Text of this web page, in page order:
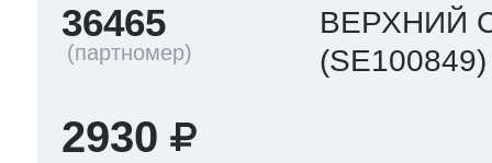
36465
ВЕРХНИЙ
(SE100849)
2930